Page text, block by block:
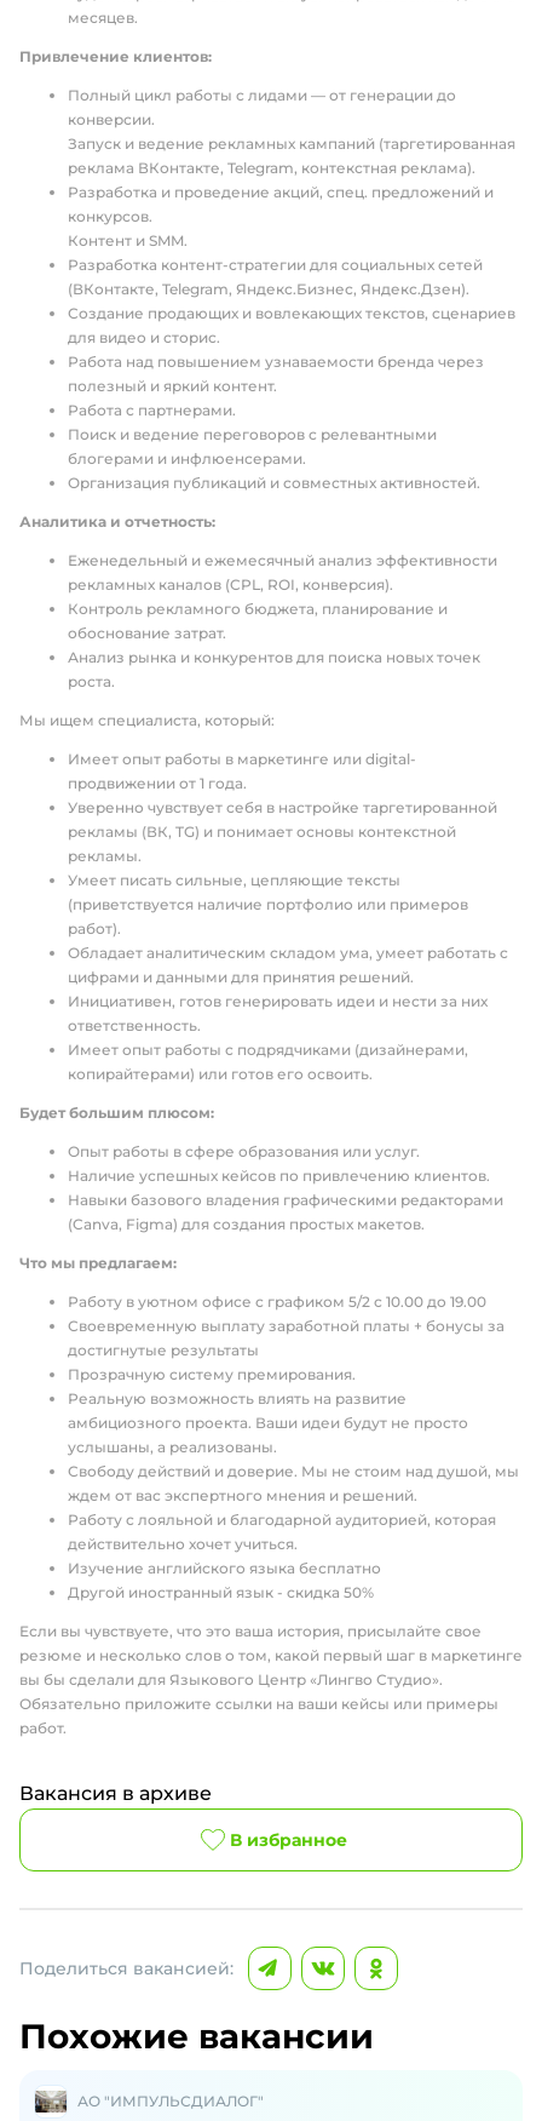
месяцев.
Привлечение клиентов:
Полный цикл работы с лидами — от генерации до
конверсии.
Запуск и ведение рекламных кампаний (таргетированная
реклама ВКонтакте, Telegram, контекстная реклама).
Разработка и проведение акций, спец. предложений и
конкурсов.
Контент и SMM.
Разработка контент-стратегии для социальных сетей
(ВКонтакте, Telegram, Яндекс.Бизнес, Яндекс.Дзен).
Создание продающих и вовлекающих текстов, сценариев
для видео и сторис.
Работа над повышением узнаваемости бренда через
полезный и яркий контент.
Работа с партнерами.
Поиск и ведение переговоров с релевантными
блогерами и инфлюенсерами.
Организация публикаций и совместных активностей.
Аналитика и отчетность:
Еженедельный и ежемесячный анализ эффективности
рекламных каналов (CPL, ROI, конверсия).
Контроль рекламного бюджета, планирование и
обоснование затрат.
Анализ рынка и конкурентов для поиска новых точек
роста.
Мы ищем специалиста, который:
Имеет опыт работы в маркетинге или digital-
продвижении от 1 года.
Уверенно чувствует себя в настройке таргетированной
рекламы (ВК, TG) и понимает основы контекстной
рекламы.
Умеет писать сильные, цепляющие тексты
(приветствуется наличие портфолио или примеров
работ).
Обладает аналитическим складом ума, умеет работать с
цифрами и данными для принятия решений.
Инициативен, готов генерировать идеи и нести за них
ответственность.
Имеет опыт работы с подрядчиками (дизайнерами,
копирайтерами) или готов его освоить.
Будет большим плюсом:
Опыт работы в сфере образования или услуг.
Наличие успешных кейсов по привлечению клиентов.
Навыки базового владения графическими редакторами
(Canva, Figma) для создания простых макетов.
Что мы предлагаем:
Работу в уютном офисе с графиком 5/2 с 10.00 до 19.00
Своевременную выплату заработной платы + бонусы за
достигнутые результаты
Прозрачную систему премирования.
Реальную возможность влиять на развитие
амбициозного проекта. Ваши идеи будут не просто
услышаны, а реализованы.
Свободу действий и доверие. Мы не стоим над душой, мы
ждем от вас экспертного мнения и решений.
Работу с лояльной и благодарной аудиторией, которая
действительно хочет учиться.
Изучение английского языка бесплатно
Другой иностранный язык - скидка 50%
Если вы чувствуете, что это ваша история, присылайте свое
резюме и несколько слов о том, какой первый шаг в маркетинге
вы бы сделали для Языкового Центр «Лингво Студио».
Обязательно приложите ссылки на ваши кейсы или примеры
работ.
Вакансия в архиве
В избранное
Поделиться вакансией:
Похожие вакансии
АО "ИМПУЛЬСДИАЛОГ"